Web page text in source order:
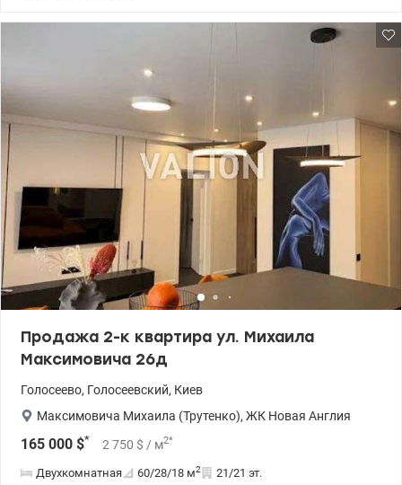
смежный сан. узел. Максимально укомплектовано всей
Продажа 2-к квартира ул. Михаила
Максимовича 26д
Голосеево, Голосеевский, Киев
Максимовича Михаила (Трутенко), ЖК Новая Англия
165 000 $* 2 750 $ / м2*
Двухкомнатная 60/28/18 м2 21/21 эт.